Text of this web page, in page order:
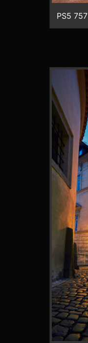
PS5 757